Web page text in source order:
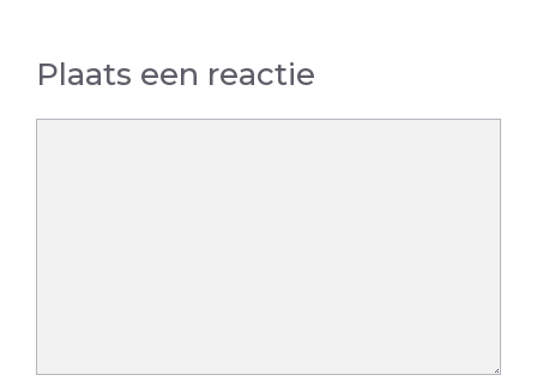
Plaats een reactie